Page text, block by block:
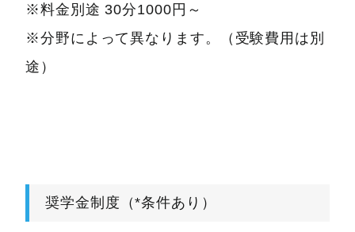
※料金別途 30分1000円～
※分野によって異なります。（受験費用は別
途）
奨学金制度（*条件あり）